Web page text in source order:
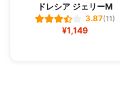
ドレシア ジェリーM
3.87(11)
¥1,149